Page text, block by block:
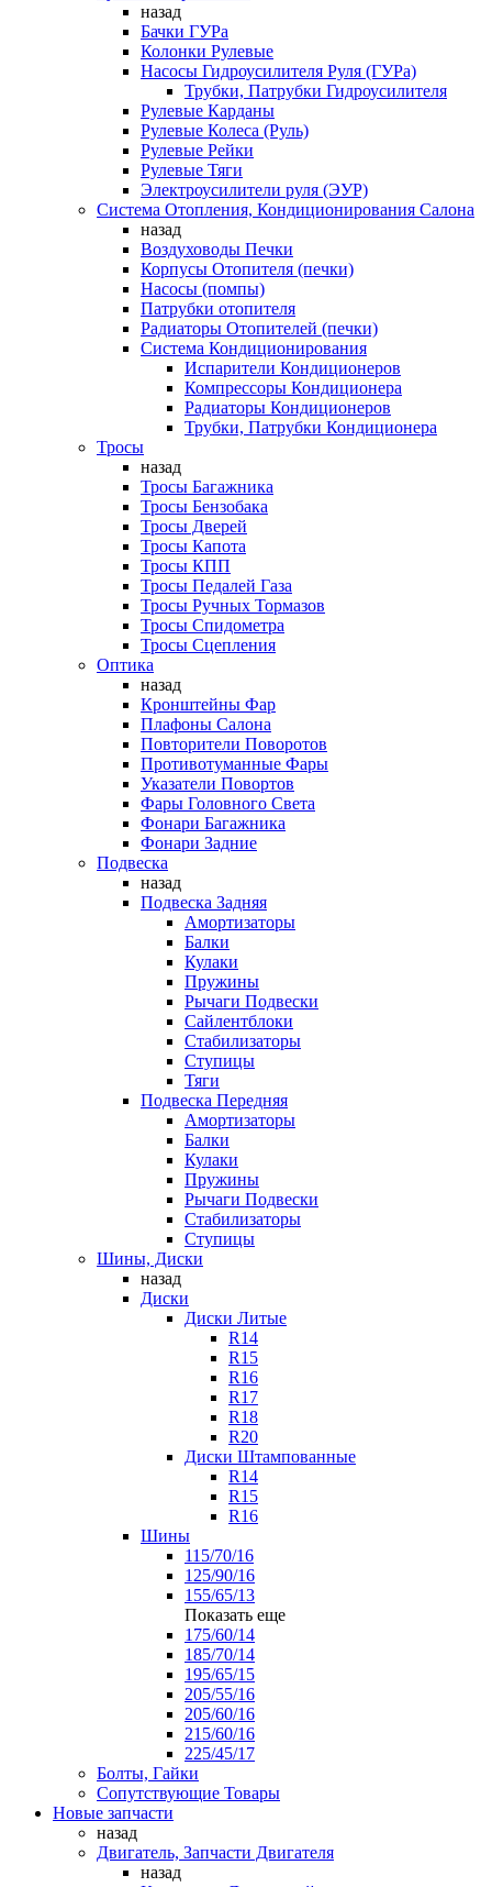
назад
Бачки ГУРа
Колонки Рулевые
Насосы Гидроусилителя Руля (ГУРа)
Трубки, Патрубки Гидроусилителя
Рулевые Карданы
Рулевые Колеса (Руль)
Рулевые Рейки
Рулевые Тяги
Электроусилители руля (ЭУР)
Система Отопления, Кондиционирования Салона
назад
Воздуховоды Печки
Корпусы Отопителя (печки)
Насосы (помпы)
Патрубки отопителя
Радиаторы Отопителей (печки)
Система Кондиционирования
Испарители Кондиционеров
Компрессоры Кондиционера
Радиаторы Кондиционеров
Трубки, Патрубки Кондиционера
Тросы
назад
Тросы Багажника
Тросы Бензобака
Тросы Дверей
Тросы Капота
Тросы КПП
Тросы Педалей Газа
Тросы Ручных Тормазов
Тросы Спидометра
Тросы Сцепления
Оптика
назад
Кронштейны Фар
Плафоны Салона
Повторители Поворотов
Противотуманные Фары
Указатели Повортов
Фары Головного Света
Фонари Багажника
Фонари Задние
Подвеска
назад
Подвеска Задняя
Амортизаторы
Балки
Кулаки
Пружины
Рычаги Подвески
Сайлентблоки
Стабилизаторы
Ступицы
Тяги
Подвеска Передняя
Амортизаторы
Балки
Кулаки
Пружины
Рычаги Подвески
Стабилизаторы
Ступицы
Шины, Диски
назад
Диски
Диски Литые
R14
R15
R16
R17
R18
R20
Диски Штампованные
R14
R15
R16
Шины
115/70/16
125/90/16
155/65/13
Показать еще
175/60/14
185/70/14
195/65/15
205/55/16
205/60/16
215/60/16
225/45/17
Болты, Гайки
Сопутствующие Товары
Новые запчасти
назад
Двигатель, Запчасти Двигателя
назад